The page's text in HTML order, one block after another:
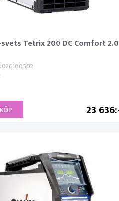
Tetrix 200 DC Comfort 2.0
23 636
KÖP